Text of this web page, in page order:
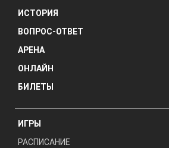
ИСТОРИЯ
ВОПРОС-ОТВЕТ
АРЕНА
ОНЛАЙН
БИЛЕТЫ
ИГРЫ
РАСПИСАНИЕ